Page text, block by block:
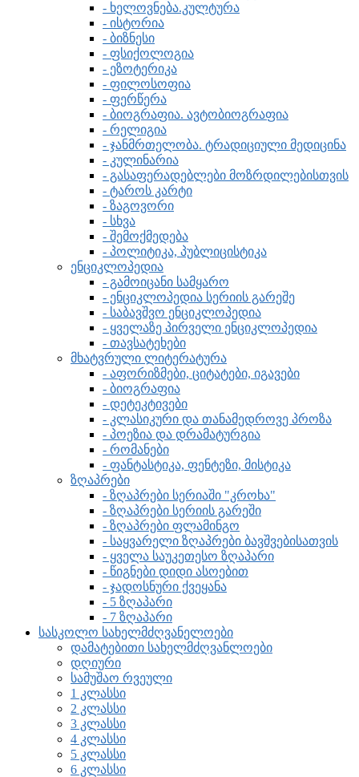
- ხელოვნება.კულტურა
- ისტორია
- ბიზნესი
- ფსიქოლოგია
- ეზოტერიკა
- ფილოსოფია
- ფერწერა
- ბიოგრაფია. ავტობიოგრაფია
- რელიგია
- ჯანმრთელობა. ტრადიციული მედიცინა
- კულინარია
- გასაფერადებლები მოზრდილებისთვის
- ტაროს კარტი
- ზაგოვორი
- სხვა
- შემოქმედება
- პოლიტიკა, პუბლიცისტიკა
ენციკლოპედია
- გამოიცანი სამყარო
- ენციკლოპედია სერიის გარეშე
- საბავშვო ენციკლოპედია
- ყველაზე პირველი ენციკლოპედია
- თავსატეხები
მხატვრული ლიტერატურა
- აფორიზმები, ციტატები, იგავები
- ბიოგრაფია
- დეტეკტივები
- კლასიკური და თანამედროვე პროზა
- პოეზია და დრამატურგია
- რომანები
- ფანტასტიკა, ფენტეზი, მისტიკა
ზღაპრები
- ზღაპრები სერიაში "კროხა"
- ზღაპრები სერიის გარეში
- ზღაპრები ფლამინგო
- საყვარელი ზღაპრები ბავშვებისათვის
- ყველა საუკეთესო ზღაპარი
- წიგნები დიდი ასოებით
- ჯადოსნური ქვეყანა
- 5 ზღაპარი
- 7 ზღაპარი
სასკოლო სახელმძღვანელოები
დამატებითი სახელმძღვანლოები
დღიური
სამუშაო რვეული
1 კლასსი
2 კლასსი
3 კლასსი
4 კლასსი
5 კლასსი
6 კლასსი